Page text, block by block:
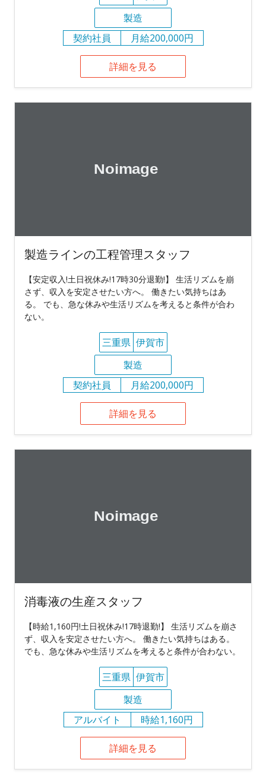
製造
契約社員
月給200,000円
詳細を見る
製造ラインの工程管理スタッフ
【安定収入!土日祝休み!17時30分退勤!】 生活リズムを崩
さず、収入を安定させたい方へ。 働きたい気持ちはあ
る。 でも、急な休みや生活リズムを考えると条件が合わ
ない。
三重県 伊賀市
製造
契約社員
月給200,000円
詳細を見る
消毒液の生産スタッフ
【時給1,160円!土日祝休み!17時退勤!】 生活リズムを崩さ
ず、収入を安定させたい方へ。 働きたい気持ちはある。
でも、急な休みや生活リズムを考えると条件が合わない。
三重県 伊賀市
製造
アルバイト
時給1,160円
詳細を見る